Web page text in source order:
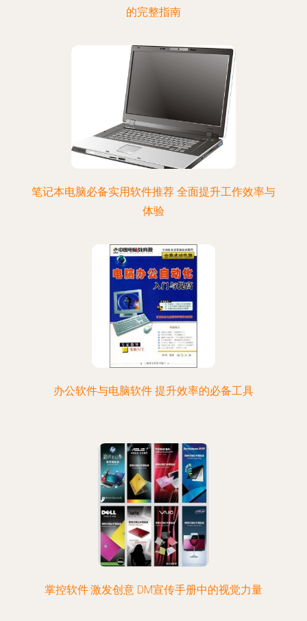
的完整指南
笔记本电脑必备实用软件推荐 全面提升工作效率与
体验
办公软件与电脑软件 提升效率的必备工具
掌控软件·激发创意 DM宣传手册中的视觉力量